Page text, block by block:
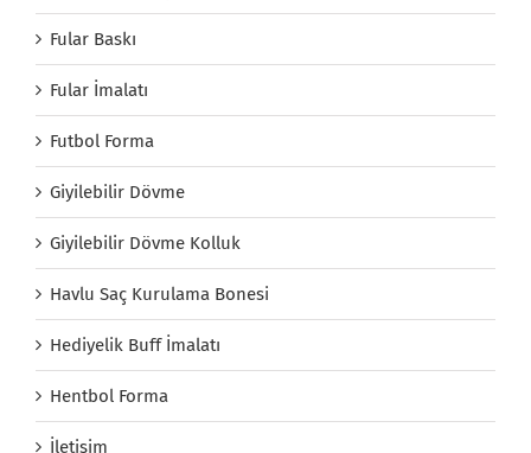
Fular Baskı
Fular İmalatı
Futbol Forma
Giyilebilir Dövme
Giyilebilir Dövme Kolluk
Havlu Saç Kurulama Bonesi
Hediyelik Buff İmalatı
Hentbol Forma
İletişim